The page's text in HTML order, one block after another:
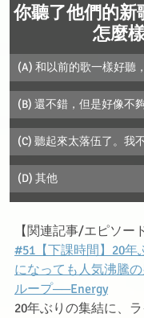
你聽了他們的新
怎麼
(A) 和以前的歌一樣好聽
(B) 還不錯，但是好像不
(C) 聽起來太落伍了。我
(D) 其他
【関連記事/エピソード
#51【下課時間】20年
になっても人気沸騰
ループ──Energy
20年ぶりの集結に、